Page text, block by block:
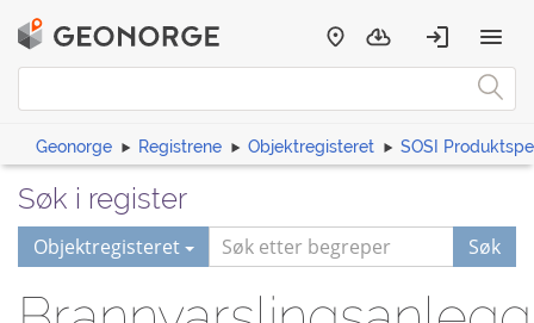
Geonorge Registrene Objektregisteret SOSI
Søk i register
Objektregisteret Søk